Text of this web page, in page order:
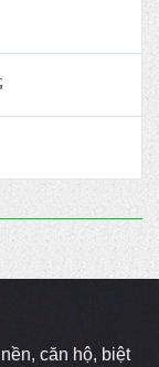
căn hộ, biệt